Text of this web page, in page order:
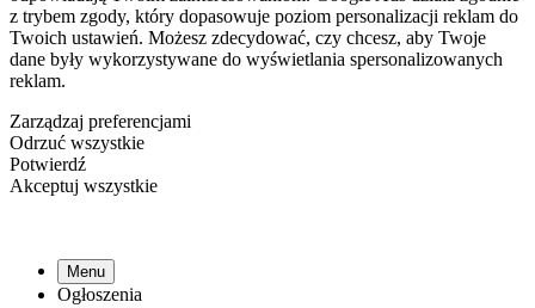
z trybem zgody, który dopasowuje poziom personalizacji reklam do
Twoich ustawień. Możesz zdecydować, czy chcesz, aby Twoje
dane były wykorzystywane do wyświetlania spersonalizowanych
reklam.
Zarządzaj preferencjami
Odrzuć wszystkie
Potwierdź
Akceptuj wszystkie
Menu
Ogłoszenia